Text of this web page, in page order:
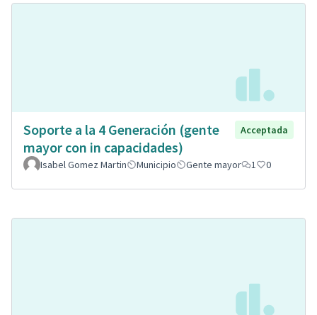
Soporte a la 4 Generación (gente
mayor con in capacidades)
Acceptada
Isabel Gomez Martin Municipio Gente mayor 1 0